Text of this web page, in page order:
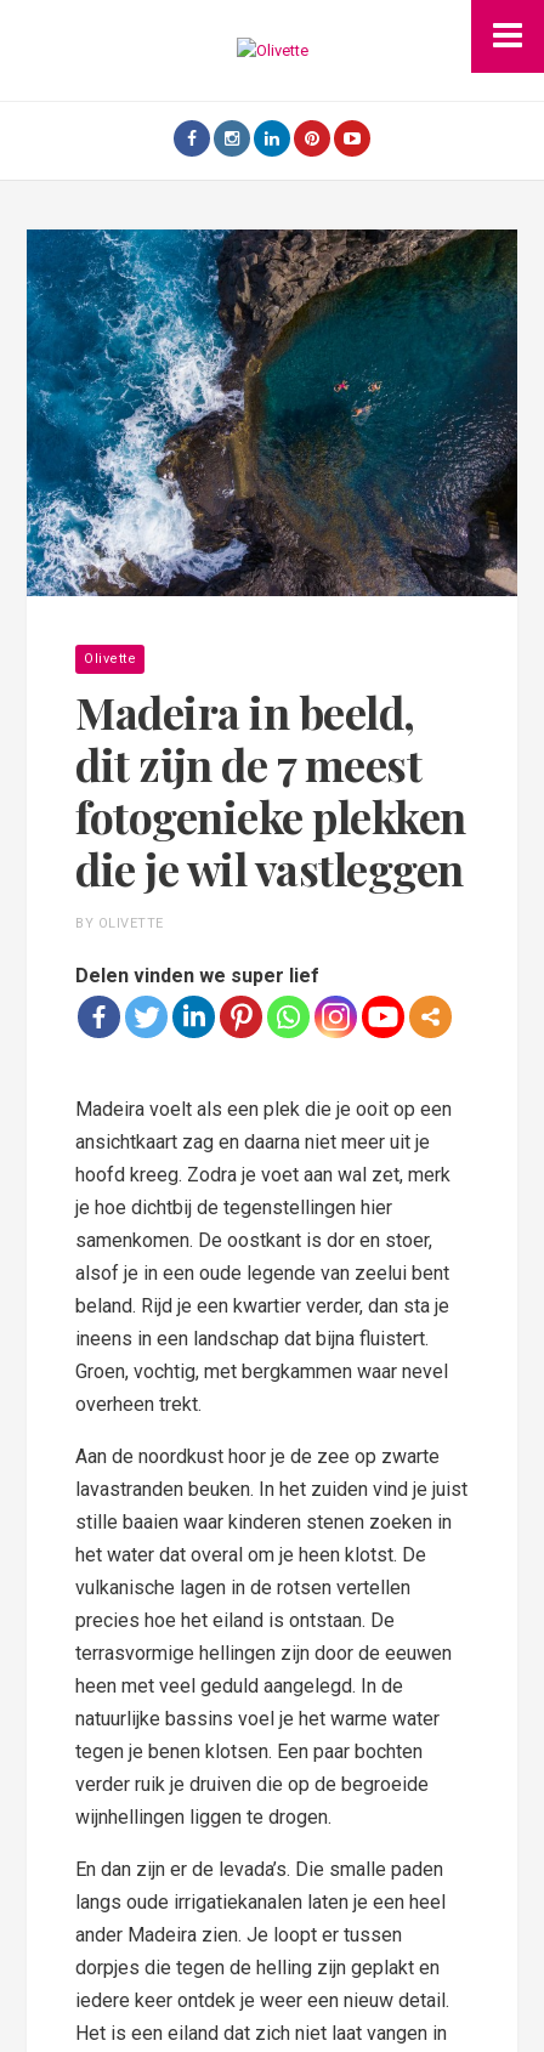
Olivette
Madeira in beeld,
dit zijn de 7 meest
fotogenieke plekken
die je wil vastleggen
BY OLIVETTE
Delen vinden we super lief
Madeira voelt als een plek die je ooit op een
ansichtkaart zag en daarna niet meer uit je
hoofd kreeg. Zodra je voet aan wal zet, merk
je hoe dichtbij de tegenstellingen hier
samenkomen. De oostkant is dor en stoer,
alsof je in een oude legende van zeelui bent
beland. Rijd je een kwartier verder, dan sta je
ineens in een landschap dat bijna fluistert.
Groen, vochtig, met bergkammen waar nevel
overheen trekt.
Aan de noordkust hoor je de zee op zwarte
lavastranden beuken. In het zuiden vind je juist
stille baaien waar kinderen stenen zoeken in
het water dat overal om je heen klotst. De
vulkanische lagen in de rotsen vertellen
precies hoe het eiland is ontstaan. De
terrasvormige hellingen zijn door de eeuwen
heen met veel geduld aangelegd. In de
natuurlijke bassins voel je het warme water
tegen je benen klotsen. Een paar bochten
verder ruik je druiven die op de begroeide
wijnhellingen liggen te drogen.
En dan zijn er de levada’s. Die smalle paden
langs oude irrigatiekanalen laten je een heel
ander Madeira zien. Je loopt er tussen
dorpjes die tegen de helling zijn geplakt en
iedere keer ontdek je weer een nieuw detail.
Het is een eiland dat zich niet laat vangen in